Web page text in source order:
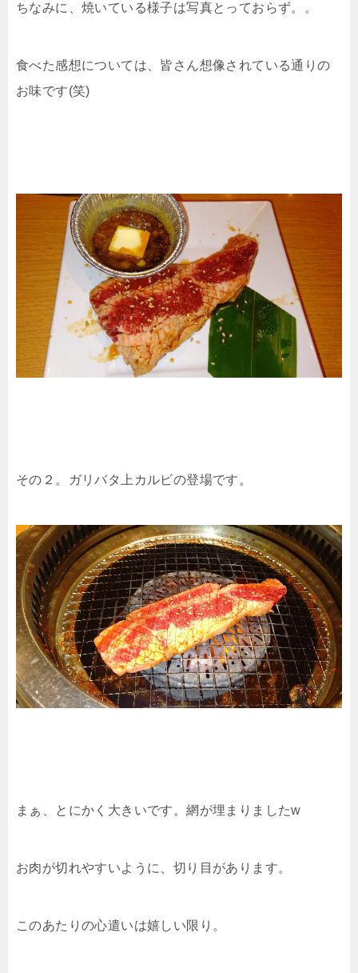
ちなみに、焼いている様子は写真とっておらず。。
食べた感想については、皆さん想像されている通りの
お味です(笑)
その２。ガリバタ上カルビの登場です。
まぁ、とにかく大きいです。網が埋まりましたw
お肉が切れやすいように、切り目があります。
このあたりの心遣いは嬉しい限り。